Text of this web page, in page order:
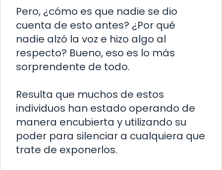
Pero, ¿cómo es que nadie se dio
cuenta de esto antes? ¿Por qué
nadie alzó la voz e hizo algo al
respecto? Bueno, eso es lo más
sorprendente de todo.
Resulta que muchos de estos
individuos han estado operando de
manera encubierta y utilizando su
poder para silenciar a cualquiera que
trate de exponerlos.